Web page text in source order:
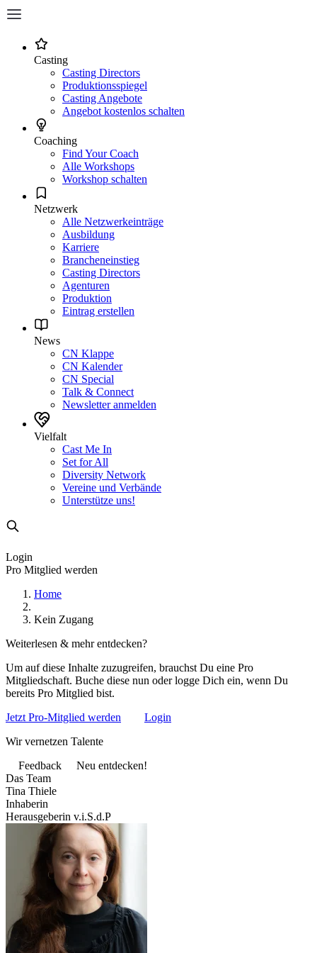
Casting
Casting Directors
Produktionsspiegel
Casting Angebote
Angebot kostenlos schalten
Coaching
Find Your Coach
Alle Workshops
Workshop schalten
Netzwerk
Alle Netzwerkeinträge
Ausbildung
Karriere
Brancheneinstieg
Casting Directors
Agenturen
Produktion
Eintrag erstellen
News
CN Klappe
CN Kalender
CN Special
Talk & Connect
Newsletter anmelden
Vielfalt
Cast Me In
Set for All
Diversity Network
Vereine und Verbände
Unterstütze uns!
Login
Pro Mitglied werden
Home
Kein Zugang
Weiterlesen & mehr entdecken?
Um auf diese Inhalte zuzugreifen, brauchst Du eine Pro
Mitgliedschaft. Buche diese nun oder logge Dich ein, wenn Du
bereits Pro Mitglied bist.
Jetzt Pro-Mitglied werden
Login
Wir vernetzen Talente
Feedback
Neu entdecken!
Das Team
Tina Thiele
Inhaberin
Herausgeberin v.i.S.d.P